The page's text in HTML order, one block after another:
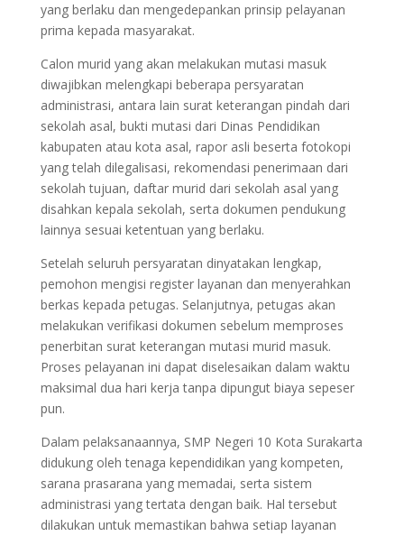
yang berlaku dan mengedepankan prinsip pelayanan
prima kepada masyarakat.
Calon murid yang akan melakukan mutasi masuk
diwajibkan melengkapi beberapa persyaratan
administrasi, antara lain surat keterangan pindah dari
sekolah asal, bukti mutasi dari Dinas Pendidikan
kabupaten atau kota asal, rapor asli beserta fotokopi
yang telah dilegalisasi, rekomendasi penerimaan dari
sekolah tujuan, daftar murid dari sekolah asal yang
disahkan kepala sekolah, serta dokumen pendukung
lainnya sesuai ketentuan yang berlaku.
Setelah seluruh persyaratan dinyatakan lengkap,
pemohon mengisi register layanan dan menyerahkan
berkas kepada petugas. Selanjutnya, petugas akan
melakukan verifikasi dokumen sebelum memproses
penerbitan surat keterangan mutasi murid masuk.
Proses pelayanan ini dapat diselesaikan dalam waktu
maksimal dua hari kerja tanpa dipungut biaya sepeser
pun.
Dalam pelaksanaannya, SMP Negeri 10 Kota Surakarta
didukung oleh tenaga kependidikan yang kompeten,
sarana prasarana yang memadai, serta sistem
administrasi yang tertata dengan baik. Hal tersebut
dilakukan untuk memastikan bahwa setiap layanan